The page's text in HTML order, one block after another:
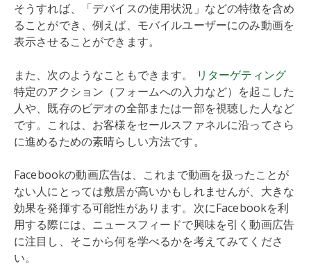
そうすれば、「デバイスの使用状況」などの特徴を含め
ることができ、例えば、モバイルユーザーにのみ動画を
表示させることができます。
また、次のようなこともできます。
リターゲティング
特定のアクション（フォームへの入力など）を起こした
人や、既存のビデオの全部または一部を視聴した人など
です。これは、お客様をセールスファネルに沿ってさら
に進めるための素晴らしい方法です。
Facebookの動画広告は、これまで動画を扱ったことが
ない人にとっては敷居が高いかもしれませんが、大きな
効果を発揮する可能性があります。次にFacebookを利
用する際には、ニュースフィードで興味を引く動画広告
に注目し、そこから何を学べるかを考えてみてくださ
い。